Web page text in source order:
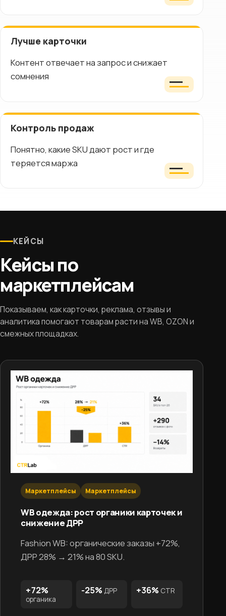
Лучше карточки
Контент отвечает на запрос и снижает
сомнения
Контроль продаж
Понятно, какие SKU дают рост и где
теряется маржа
КЕЙСЫ
Кейсы по
маркетплейсам
Показываем, как карточки, реклама, отзывы и
аналитика помогают товарам расти на WB, OZON и
смежных площадках.
Маркетплейсы Маркетплейсы
WB одежда: рост органики карточек и
снижение ДРР
Fashion WB: органические заказы +72%,
ДРР 28% → 21% на 80 SKU.
+72%
органика
-25% ДРР +36% CTR